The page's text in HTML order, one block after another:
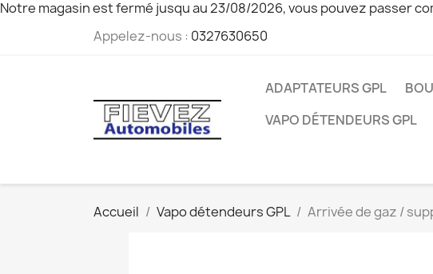
Notre magasin est fermé jusqu au 23/08/2026, vous pouvez passer
Appelez-nous : 0327630650
ADAPTATEURS GPL
VAPO DÉTENDEURS GPL
Accueil Vapo détendeurs GPL Arrivée de gaz /